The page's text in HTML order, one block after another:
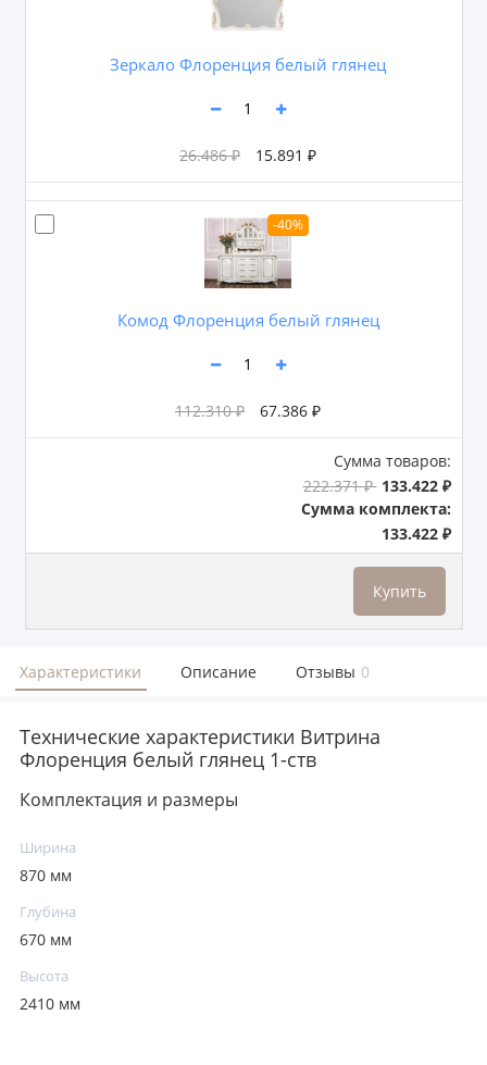
Зеркало Флоренция белый глянец
26.486 ₽ 15.891 ₽
-40%
Комод Флоренция белый глянец
112.310 ₽ 67.386 ₽
Сумма товаров:
222.371 ₽ 133.422 ₽
Сумма комплекта:
133.422 ₽
Купить
Характеристики Описание Отзывы 0
Технические характеристики Витрина
Флоренция белый глянец 1-ств
Комплектация и размеры
Ширина
870 мм
Глубина
670 мм
Высота
2410 мм